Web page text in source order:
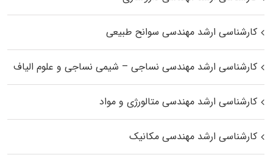
کارشناسی ارشد مهندسی سوانح طبیعی
کارشناسی ارشد مهندسی نساجی – شیمی نساجی و علوم الیاف
کارشناسی ارشد مهندسی متالورژی و مواد
کارشناسی ارشد مهندسی مکانیک